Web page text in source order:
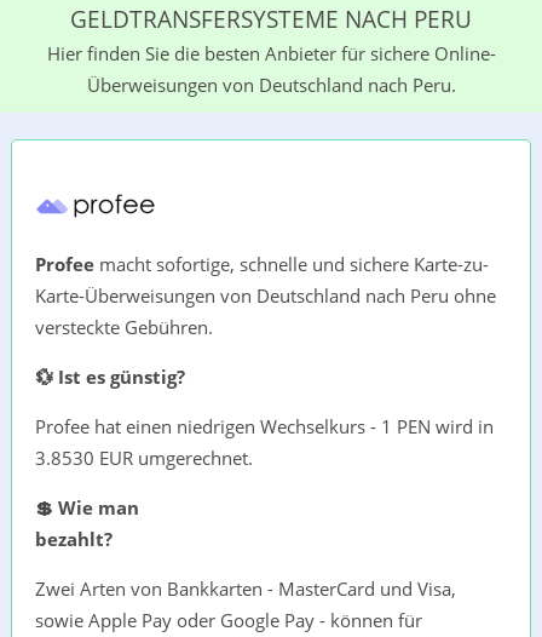
GELDTRANSFERSYSTEME NACH PERU
Hier finden Sie die besten Anbieter für sichere Online-
Überweisungen von Deutschland nach Peru.
Profee macht sofortige, schnelle und sichere Karte-zu-
Karte-Überweisungen von Deutschland nach Peru ohne
versteckte Gebühren.
💱 Ist es günstig?
Profee hat einen niedrigen Wechselkurs - 1 PEN wird in
3.8530 EUR umgerechnet.
💲 Wie man
bezahlt?
Zwei Arten von Bankkarten - MasterCard und Visa,
sowie Apple Pay oder Google Pay - können für